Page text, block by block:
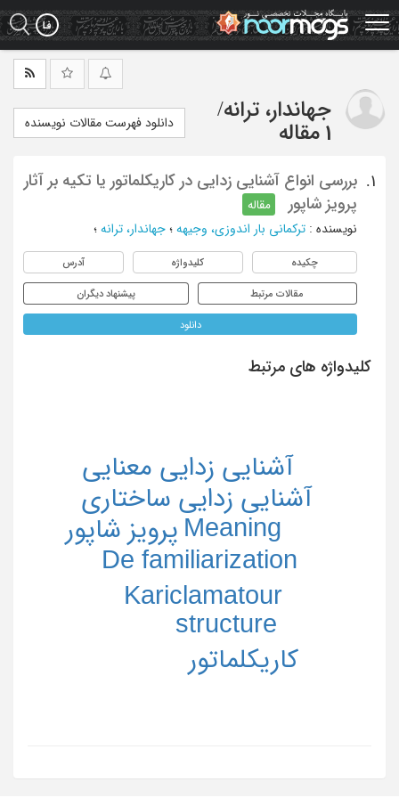
Skip
to
main
جهاندار، ترانه/
1 مقاله
دانلود فهرست مقالات نویسنده
1.
بررسی انواع آشنایی زدایی در کاریکلماتور یا تکیه بر آثار
پرویز شاپور
مقاله
نویسنده : ترکمانی بار اندوزی، وجیهه ؛ جهاندار، ترانه ؛
چکیده کلیدواژه آدرس
مقالات مرتبط پیشنهاد دیگران
دانلود
کلیدواژه های مرتبط
De familiarization
Kariclamatour
Meaning
structure
آشنایی زدایی ساختاری
آشنایی زدایی معنایی
پرویز شاپور
کاریکلماتور